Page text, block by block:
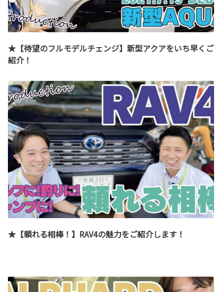
★【待望のフルモデルチェンジ】新型アクアをいち早くご
紹介！
★【頼れる相棒！】RAV4の魅力をご紹介します！